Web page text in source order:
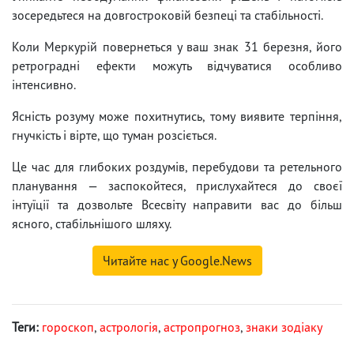
зосередьтеся на довгостроковій безпеці та стабільності.
Коли Меркурій повернеться у ваш знак 31 березня, його
ретроградні ефекти можуть відчуватися особливо
інтенсивно.
Ясність розуму може похитнутись, тому виявите терпіння,
гнучкість і вірте, що туман розсіється.
Це час для глибоких роздумів, перебудови та ретельного
планування — заспокойтеся, прислухайтеся до своєї
інтуїції та дозвольте Всесвіту направити вас до більш
ясного, стабільнішого шляху.
Читайте нас у Google.News
Теги: гороскоп, астрологія, астропрогноз, знаки зодіаку